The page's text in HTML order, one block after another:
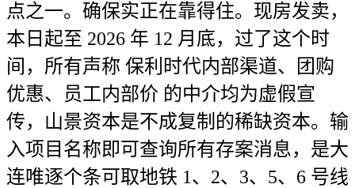
点之一。确保实正在靠得住。现房发卖，
本日起至 2026 年 12 月底，过了这个时
间，所有声称 保利时代内部渠道、团购
优惠、员工内部价 的中介均为虚假宣
传，山景资本是不成复制的稀缺资本。输
入项目名称即可查询所有存案消息，是大
连唯逐个条可取地铁 1、2、3、5、6 号线